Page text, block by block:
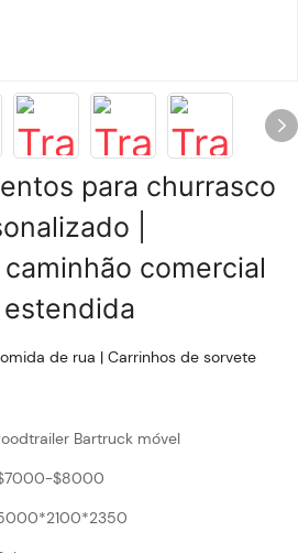
para churrasco
|
comercial
de rua | Carrinhos de sorvete
Bartruck móvel
$8000